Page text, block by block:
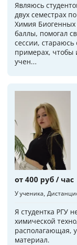
Являюсь
двух семестрах
Химия
баллы, помогал
сессии,
примерах, чтобы
учен...
от 400 руб / час
У ученика
Я студентка РГУ
химической
располагающая,
материал.